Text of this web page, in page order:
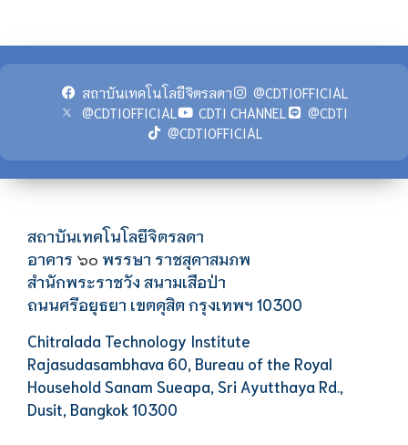
สถาบันเทคโนโลยีจิตรลดา
@CDTIOFFICIAL
@CDTIOFFICIAL
CDTI CHANNEL
@CDTI
@CDTIOFFICIAL
สถาบันเทคโนโลยีจิตรลดา
อาคาร ๖๐ พรรษา ราชสุดาสมภพ
สำนักพระราชวัง สนามเสือป่า
ถนนศรีอยุธยา เขตดุสิต กรุงเทพฯ 10300
Chitralada Technology Institute
Rajasudasambhava 60, Bureau of the Royal
Household Sanam Sueapa, Sri Ayutthaya Rd.,
Dusit, Bangkok 10300